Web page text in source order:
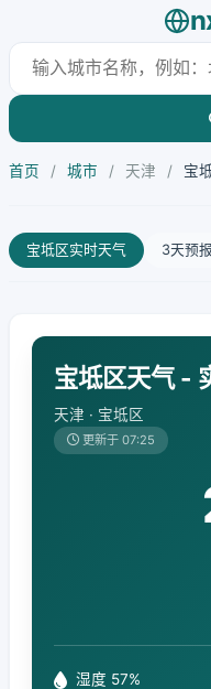
首页 / 城市 / 天津 / 宝
宝坻区实时天气 3天预报
宝坻区天气 -
天津 · 宝坻区
更新于 07:25
湿度 57%